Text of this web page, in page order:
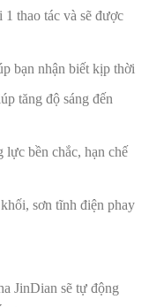
thao tác và sẽ được
bạn nhận biết kịp thời
tăng độ sáng đến
bền chắc, hạn chế
sơn tĩnh điện phay
JinDian sẽ tự động